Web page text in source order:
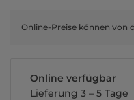
Online verfügbar
Lieferung 3 – 5 Tage